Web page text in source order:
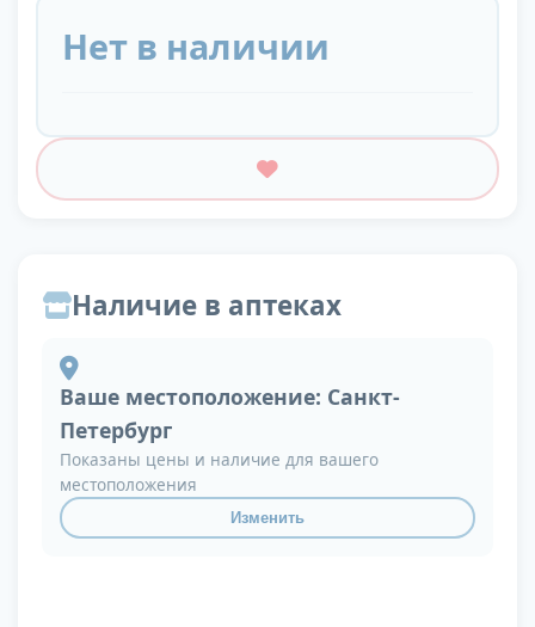
Нет в наличии
Наличие в аптеках
Ваше местоположение: Санкт-
Петербург
Показаны цены и наличие для вашего
местоположения
Изменить